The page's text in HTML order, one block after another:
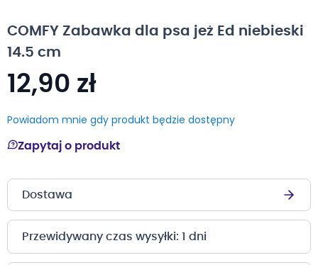
galerii
COMFY Zabawka dla psa jeż Ed niebieski
14.5 cm
12,90 zł
Powiadom mnie gdy produkt będzie dostępny
Zapytaj o produkt
Dostawa
Przewidywany czas wysyłki: 1 dni